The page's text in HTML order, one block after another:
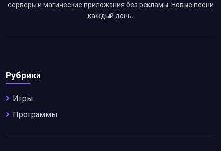
серверы и магические приложения без рекламы. Новые песни
каждый день.
Рубрики
Игры
Программы